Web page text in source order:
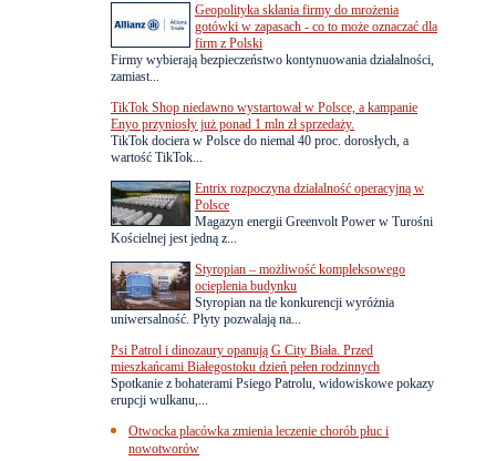
Geopolityka skłania firmy do mrożenia
gotówki w zapasach - co to może oznaczać dla
firm z Polski
Firmy wybierają bezpieczeństwo kontynuowania działalności,
zamiast...
TikTok Shop niedawno wystartował w Polsce, a kampanie
Enyo przyniosły już ponad 1 mln zł sprzedaży.
TikTok dociera w Polsce do niemal 40 proc. dorosłych, a
wartość TikTok...
Entrix rozpoczyna działalność operacyjną w
Polsce
Magazyn energii Greenvolt Power w Turośni
Kościelnej jest jedną z...
Styropian – możliwość kompleksowego
ocieplenia budynku
Styropian na tle konkurencji wyróżnia
uniwersalność. Płyty pozwalają na...
Psi Patrol i dinozaury opanują G City Biała. Przed
mieszkańcami Białegostoku dzień pełen rodzinnych
Spotkanie z bohaterami Psiego Patrolu, widowiskowe pokazy
erupcji wulkanu,...
Otwocka placówka zmienia leczenie chorób płuc i
nowotworów